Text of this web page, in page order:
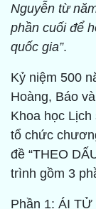
Nguyễn từ
phần cuối để
quốc gia”.
Kỷ niệm 500
Hoàng, Báo
Khoa học
tổ chức
đề “THEO
trình gồm 3
Phần 1: ÁI TỬ